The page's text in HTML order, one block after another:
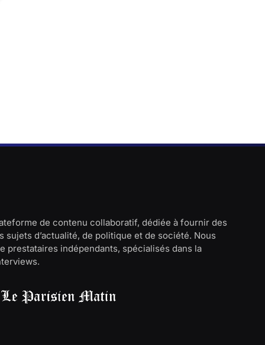
de contenu collaboratif, dédiée à fournir des
sujets d’actualité, de politique et de société. Nous
prestataires indépendants, spécialisés dans la